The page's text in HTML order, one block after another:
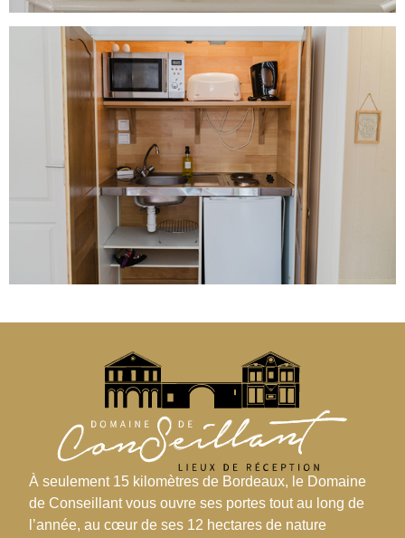
À seulement 15 kilomètres de Bordeaux, le Domaine
de Conseillant vous ouvre ses portes tout au long de
l’année, au cœur de ses 12 hectares de nature